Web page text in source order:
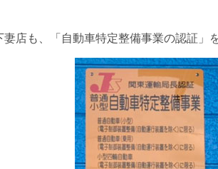
店も、「自動車特定整備事業の認証」を